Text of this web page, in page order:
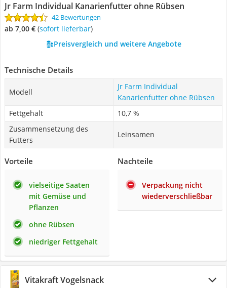
Jr Farm Individual Kanarienfutter ohne Rübsen
42 Bewertungen
ab 7,00 € ( Sofort lieferbar)
Preisvergleich und weitere Angebote
Technische Details
Modell
Jr Farm Individual
Kanarienfutter ohne Rübsen
Fettgehalt
10,7 %
Zusammensetzung des
Futters
Leinsamen
Vorteile
vielseitige Saaten
mit Gemüse und
Pflanzen
ohne Rübsen
niedriger Fettgehalt
Nachteile
Verpackung nicht
wiederverschließbar
Vitakraft Vogelsnack